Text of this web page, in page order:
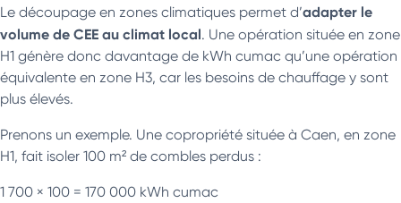
Le découpage en zones climatiques permet d’adapter le
volume de CEE au climat local. Une opération située en zone
H1 génère donc davantage de kWh cumac qu’une opération
équivalente en zone H3, car les besoins de chauffage y sont
plus élevés.
Prenons un exemple. Une copropriété située à Caen, en zone
H1, fait isoler 100 m² de combles perdus :
1 700 × 100 = 170 000 kWh cumac